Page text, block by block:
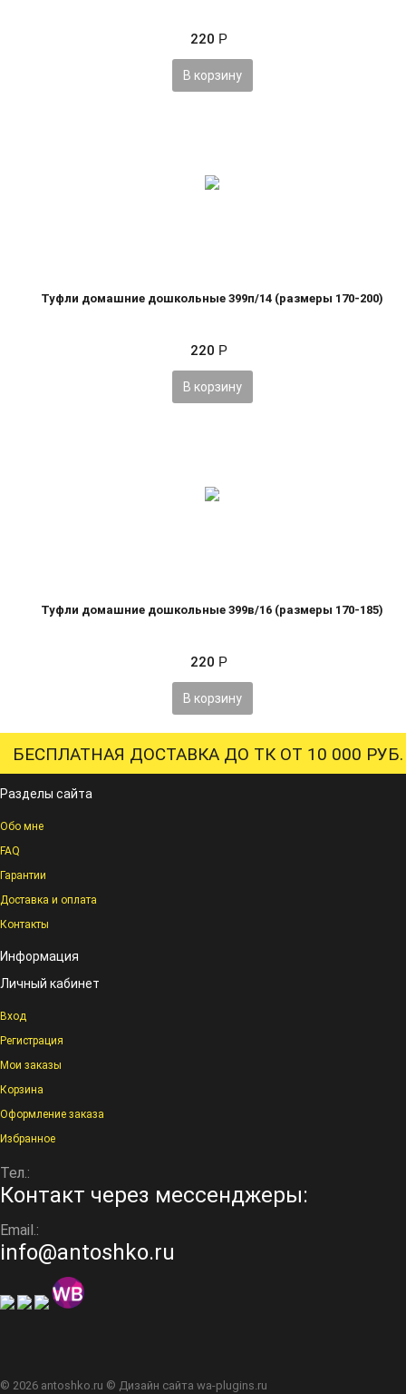
220 Р
В корзину
Туфли домашние дошкольные 399п/14 (размеры 170-200)
220 Р
В корзину
Туфли домашние дошкольные 399в/16 (размеры 170-185)
220 Р
В корзину
БЕСПЛАТНАЯ ДОСТАВКА ДО ТК ОТ 10 000 РУБ.
Разделы сайта
Обо мне
FAQ
Гарантии
Доставка и оплата
Контакты
Информация
Личный кабинет
Вход
Регистрация
Мои заказы
Корзина
Оформление заказа
Избранное
Тел.:
Контакт через мессенджеры:
Email.:
info@antoshko.ru
© 2026 antoshko.ru © Дизайн сайта wa-plugins.ru